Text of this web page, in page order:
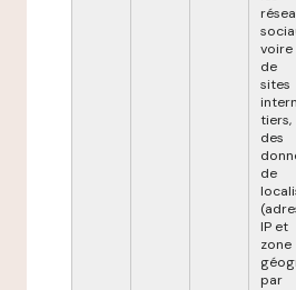
voire
de
sites
tiers,
des
de
IP et
zone
par